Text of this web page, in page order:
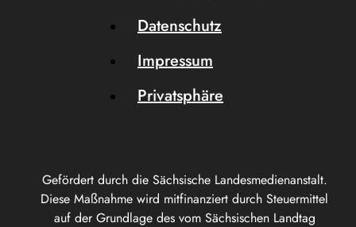
Gefördert durch die Sächsische Landesmedienanstalt.
Diese Maßnahme wird mitfinanziert durch Steuermittel
auf der Grundlage des vom Sächsischen Landtag
Datenschutz
Impressum
Privatsphäre